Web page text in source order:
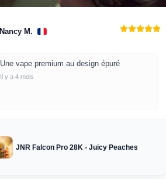
Nancy M.
Une vape premium au design épuré
Il y a 4 mois
JNR Falcon Pro 28K - Juicy Peaches